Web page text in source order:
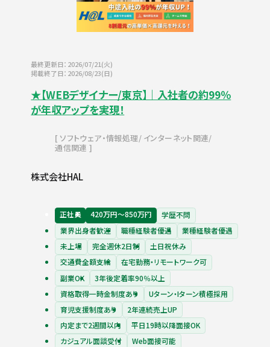
最終更新日：2026/07/21(火)
掲載終了日：2026/08/23(日)
★【WEBデザイナー/東京】｜入社者の約99％
が年収アップを実現！
ソフトウェア・情報処理 インターネット関連
通信関連
株式会社HAL
正社員 420万円〜850万円
学歴不問
業界出身者歓迎
職種経験者優遇
業種経験者優遇
未上場
完全週休2日制
土日祝休み
交通費全額支給
在宅勤務・リモートワーク可
副業OK
3年後定着率90％以上
資格取得一時金制度あり
Uターン・Iターン積極採用
育児支援制度あり
2年連続売上UP
内定まで2週間以内
平日19時以降面接OK
カジュアル面談受付
Web面接可能